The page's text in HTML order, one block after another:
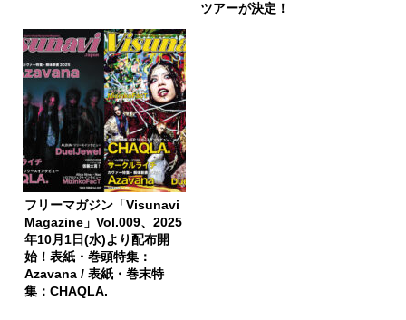
ツアーが決定！
フリーマガジン「Visunavi
Magazine」Vol.009、2025
年10月1日(水)より配布開
始！表紙・巻頭特集：
Azavana / 表紙・巻末特
集：CHAQLA.